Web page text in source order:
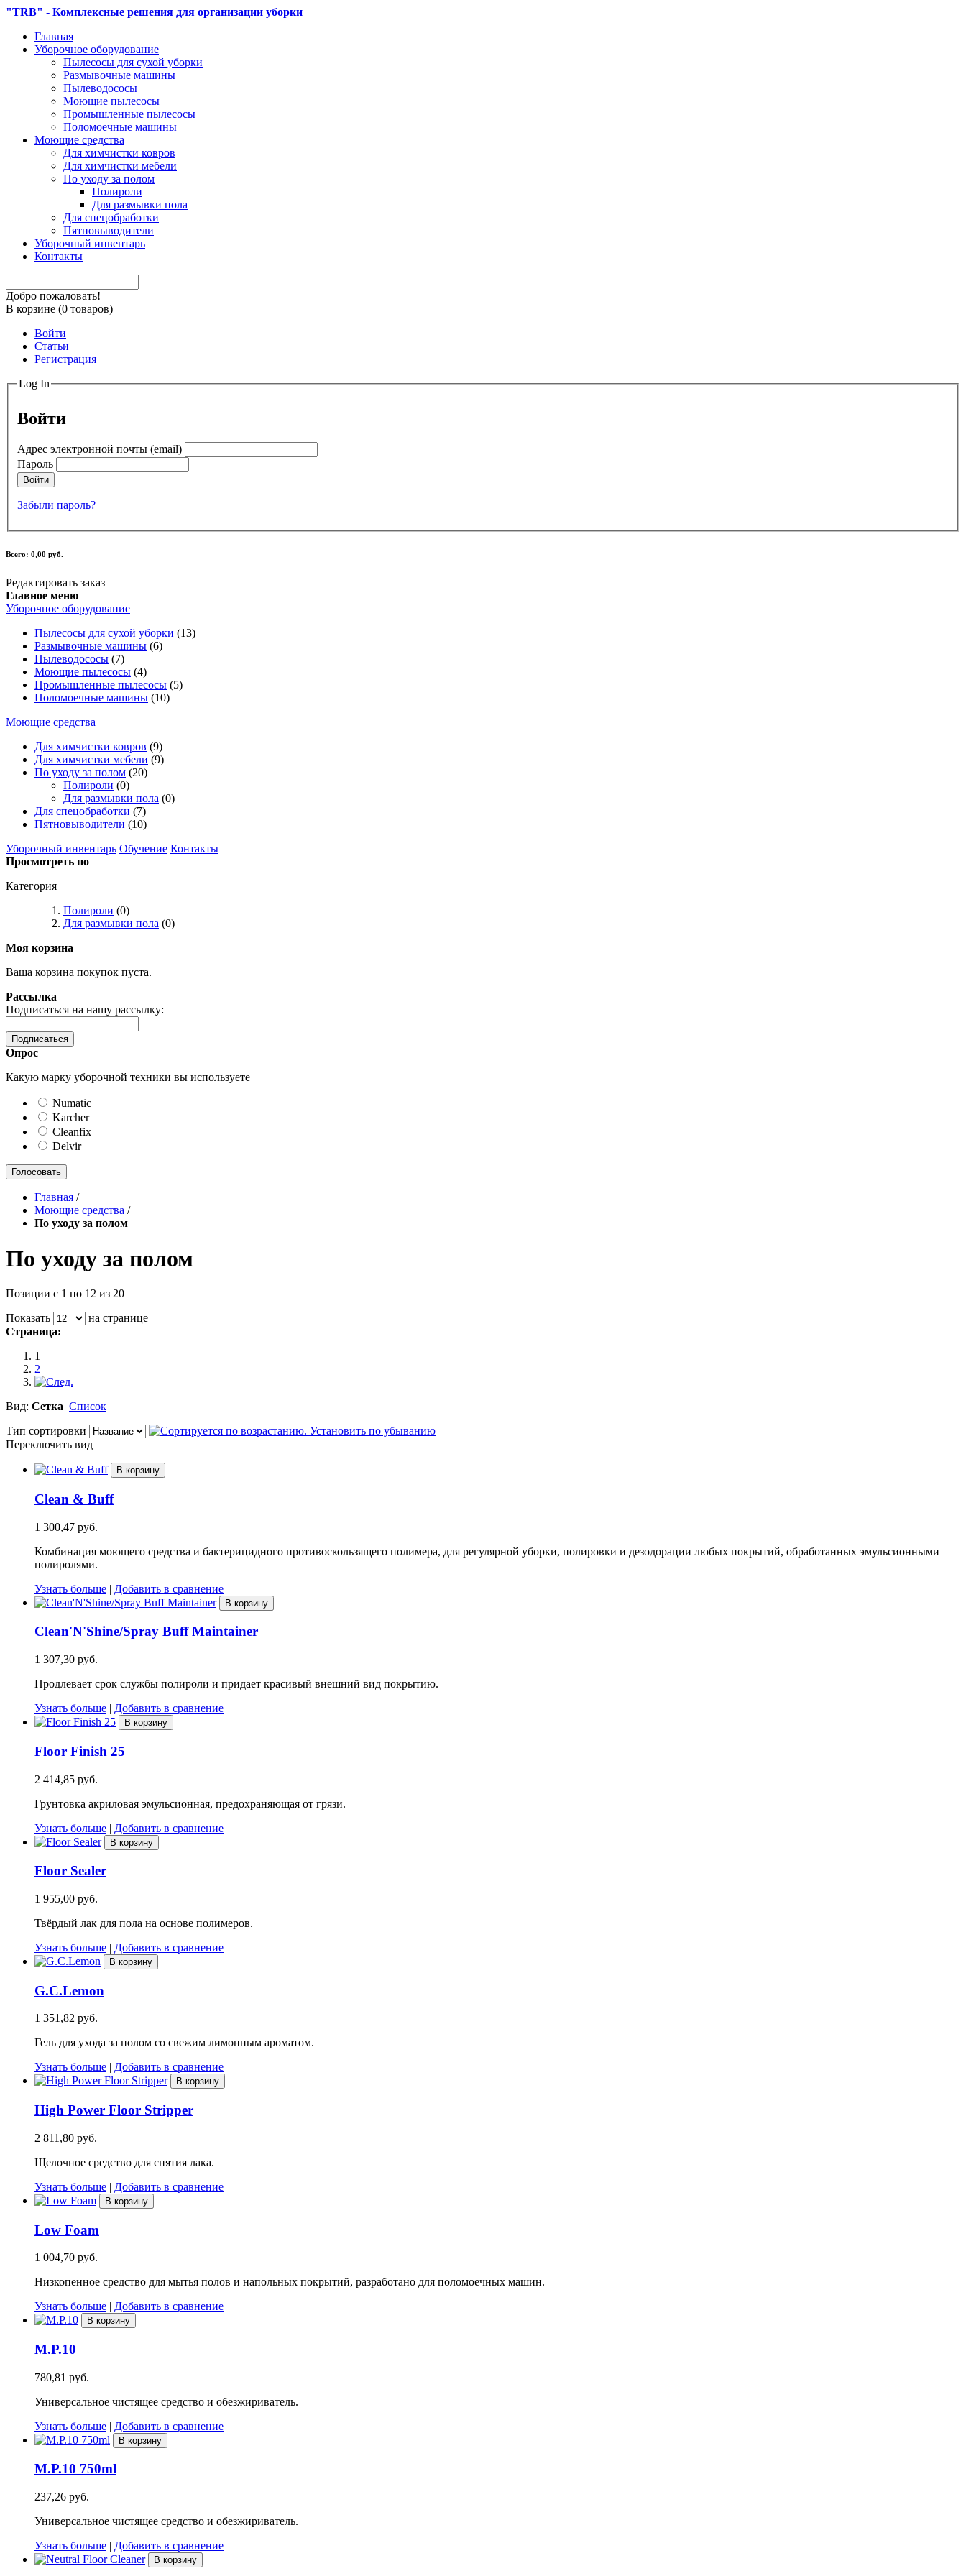
"TRB" - Комплексные решения для организации уборки
Главная
Уборочное оборудование
Пылесосы для сухой уборки
Размывочные машины
Пылеводососы
Моющие пылесосы
Промышленные пылесосы
Поломоечные машины
Моющие средства
Для химчистки ковров
Для химчистки мебели
По уходу за полом
Полироли
Для размывки пола
Для спецобработки
Пятновыводители
Уборочный инвентарь
Контакты
Добро пожаловать!
В корзине (0 товаров)
Войти
Статьи
Регистрация
Log In
Войти
Адрес электронной почты (email)
Пароль
Войти
Забыли пароль?
Всего: 0,00 руб.
Редактировать заказ
Главное меню
Уборочное оборудование
Пылесосы для сухой уборки (13)
Размывочные машины (6)
Пылеводососы (7)
Моющие пылесосы (4)
Промышленные пылесосы (5)
Поломоечные машины (10)
Моющие средства
Для химчистки ковров (9)
Для химчистки мебели (9)
По уходу за полом (20)
Полироли (0)
Для размывки пола (0)
Для спецобработки (7)
Пятновыводители (10)
Уборочный инвентарь Обучение Контакты
Просмотреть по
Категория
Полироли (0)
Для размывки пола (0)
Моя корзина
Ваша корзина покупок пуста.
Рассылка
Подписаться на нашу рассылку:
Подписаться
Опрос
Какую марку уборочной техники вы используете
Numatic
Karcher
Cleanfix
Delvir
Голосовать
Главная /
Моющие средства /
По уходу за полом
По уходу за полом
Позиции с 1 по 12 из 20
Показать
на странице
Страница:
1
2
Вид: Сетка Список
Тип сортировки
Переключить вид
В корзину
Clean & Buff
1 300,47 руб.
Комбинация моющего средства и бактерицидного противоскользящего полимера, для регулярной уборки, полировки и дезодорации любых покрытий, обработанных эмульсионными
полиролями.
Узнать больше | Добавить в сравнение
В корзину
Clean'N'Shine/Spray Buff Maintainer
1 307,30 руб.
Продлевает срок службы полироли и придает красивый внешний вид покрытию.
Узнать больше | Добавить в сравнение
В корзину
Floor Finish 25
2 414,85 руб.
Грунтовка акриловая эмульсионная, предохраняющая от грязи.
Узнать больше | Добавить в сравнение
В корзину
Floor Sealer
1 955,00 руб.
Твёрдый лак для пола на основе полимеров.
Узнать больше | Добавить в сравнение
В корзину
G.C.Lemon
1 351,82 руб.
Гель для ухода за полом со свежим лимонным ароматом.
Узнать больше | Добавить в сравнение
В корзину
High Power Floor Stripper
2 811,80 руб.
Щелочное средство для снятия лака.
Узнать больше | Добавить в сравнение
В корзину
Low Foam
1 004,70 руб.
Низкопенное средство для мытья полов и напольных покрытий, разработано для поломоечных машин.
Узнать больше | Добавить в сравнение
В корзину
M.P.10
780,81 руб.
Универсальное чистящее средство и обезжириватель.
Узнать больше | Добавить в сравнение
В корзину
M.P.10 750ml
237,26 руб.
Универсальное чистящее средство и обезжириватель.
Узнать больше | Добавить в сравнение
В корзину